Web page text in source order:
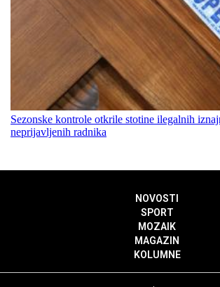
Sezonske kontrole otkrile stotine ilegalnih
neprijavljenih radnika
NOVOSTI
SPORT
MOZAIK
MAGAZIN
KOLUMNE